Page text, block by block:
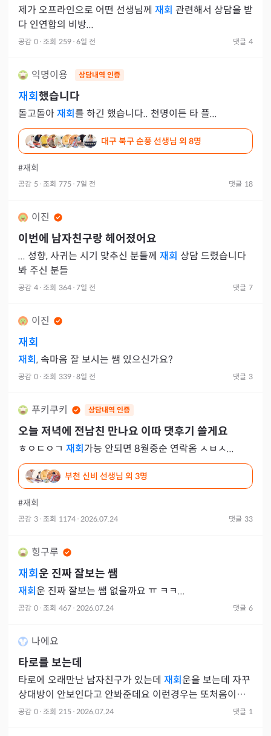
제가 오프라인으로 어떤 선생님께 재회 관련해서 상담을 받
다 인연합의 비방...
공감 0 · 조회 259 · 6일 전 댓글 4
익명이용 상담내역 인증
재회 했습니다
돌고돌아재회 를 하긴 했습니다.. 천명이든 타 플...
대구 북구 순풍 선생님 외 8명
#재회
공감 5 · 조회 775 · 7일 전 댓글 18
이진
이번에 남자친구랑 헤어졌어요
... 성향, 사귀는 시기 맞추신 분들께 재회 상담 드렸습니다
봐 주신 분들
공감 4 · 조회 364 · 7일 전 댓글 7
이진
재회
재회, 속마음 잘 보시는 쌤 있으신가요?
공감 0 · 조회 339 · 8일 전 댓글 3
푸키쿠키 상담내역 인증
오늘 저녁에 전남친 만나요 이따 댓후기 쓸게요
ㅎㅇㄷㅇㄱ 재회 가능 안되면 8월중순 연락옴 ㅅㅂㅅ...
부천 신비 선생님 외 3명
#재회
공감 3 · 조회 1174 · 2026.07.24 댓글 33
힝구루
재회 운 진짜 잘보는 쌤
재회운 진짜 잘보는 쌤 없을까요 ㅠ ㅋㅋ...
공감 0 · 조회 467 · 2026.07.24 댓글 6
나에요
타로를 보는데
타로에 오래만난 남자친구가 있는데 재회운을 보는데 자꾸
상대방이 안보인다고 안봐준데요 이런경우는 또처음이라
이런경우도 있나요?
공감 0 · 조회 215 · 2026.07.24 댓글 1